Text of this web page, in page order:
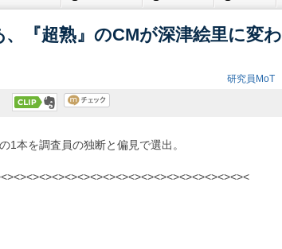
、『超熟』のCMが深津絵里に変わ
研究員MoT
1本を調査員の独断と偏見で選出。